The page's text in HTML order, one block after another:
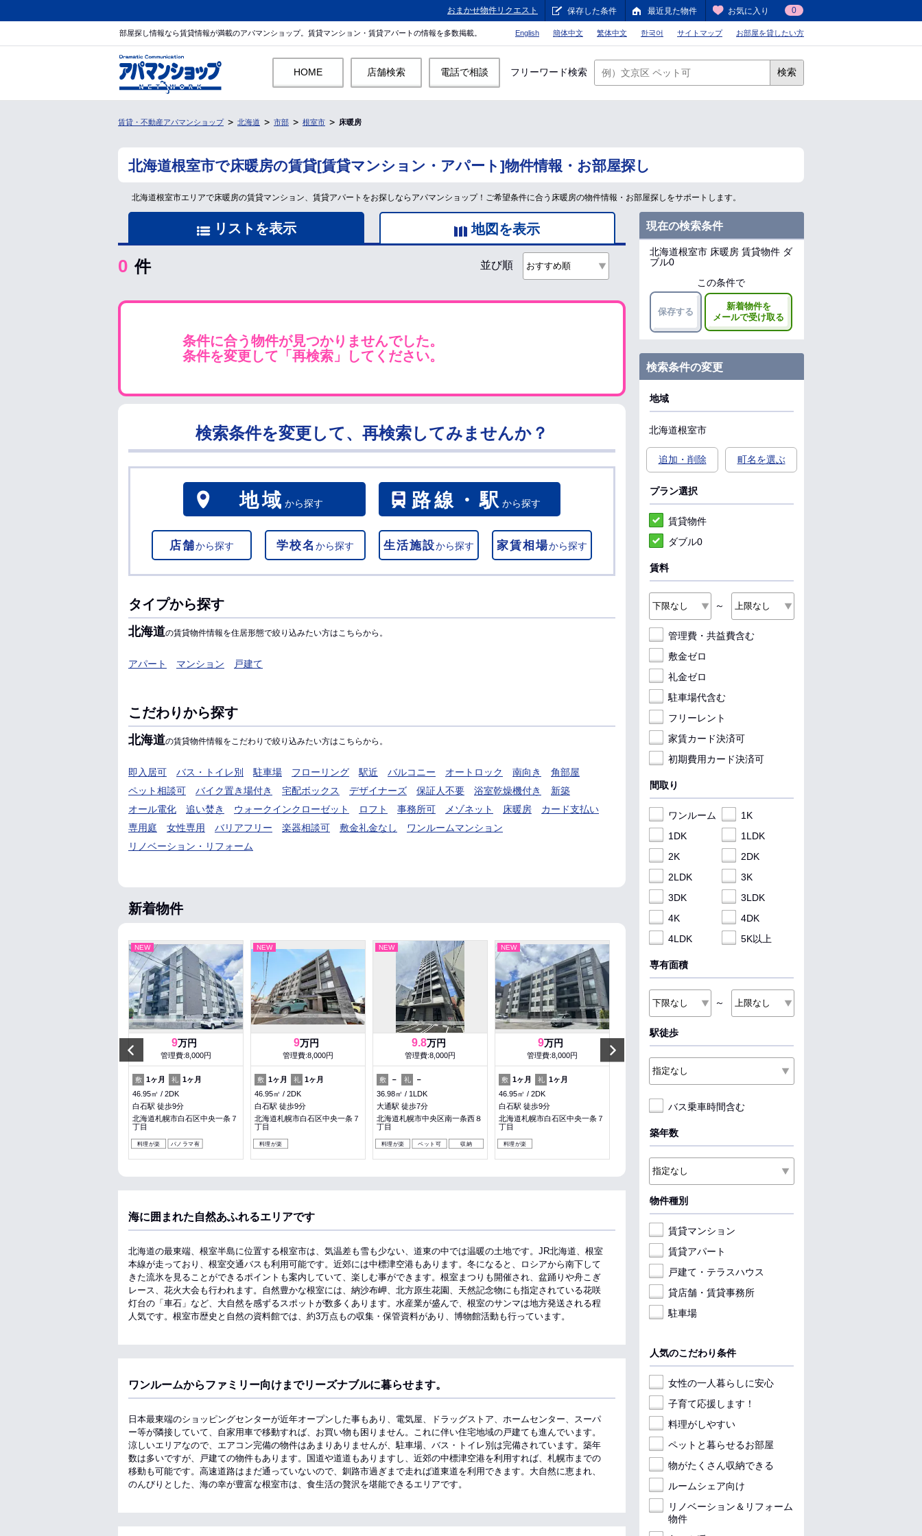
おまかせ物件リクエスト 保存した条件 最近見た物件 お気に入り 0
部屋探し情報なら賃貸情報が満載のアパマンショップ。賃貸マンション・賃貸アパートの情報を多数掲載。 English 簡体中文 繁体中文 한국어 サイトマップ お部屋を貸したい方
HOME 店舗検索 電話で相談 フリーワード検索 検索
賃貸・不動産アパマンショップ 北海道 市部 根室市 床暖房
北海道根室市で床暖房の賃貸[賃貸マンション・アパート]物件情報・お部屋探し
北海道根室市エリアで床暖房の賃貸マンション、賃貸アパートをお探しならアパマンショップ！ご希望条件に合う床暖房の物件情報・お部屋探しをサポートします。
リストを表示 地図を表示
0 件 並び順
条件に合う物件が見つかりませんでした。
条件を変更して「再検索」してください。
検索条件を変更して、再検索してみませんか？
地域 から探す 路線・駅から探す
店舗から探す 学校名 から探す 生活施設から探す 家賃相場から探す
タイプから探す
北海道の賃貸物件情報を住居形態で絞り込みたい方はこちらから。
アパート マンション 戸建て
こだわりから探す
北海道の賃貸物件情報をこだわりで絞り込みたい方はこちらから。
即入居可 バス・トイレ別 駐車場 フローリング 駅近 バルコニー オートロック 南向き
角部屋
ペット相談可
バイク置き場付き 宅配ボックス デザイナーズ 保証人不要 浴室乾燥機付き
新築
オール電化
追い焚き ウォークインクローゼット ロフト 事務所可 メゾネット 床暖房
カード支払い
専用庭
女性専用 バリアフリー 楽器相談可 敷金礼金なし
ワンルームマンション
リノベーション・リフォーム
新着物件
Previous
NEW
9万円
管理費:8,000円
敷 1ヶ月 礼 1ヶ月
46.95㎡
2DK
白石駅 徒歩9分
北海道札幌市白石区中央一条７
丁目
料理が楽 パノラマ有
NEW
9万円
管理費:8,000円
敷 1ヶ月 礼 1ヶ月
46.95㎡
2DK
白石駅 徒歩9分
北海道札幌市白石区中央一条７
丁目
料理が楽
NEW
9.8万円
管理費:8,000円
敷 － 礼
－
36.98㎡
1LDK
大通駅 徒歩7分
北海道札幌市中央区南一条西８
丁目
料理が楽 ペット可 収納
NEW
9万円
管理費:8,000円
敷 1ヶ月 礼 1ヶ月
46.95㎡
2DK
白石駅 徒歩9分
北海道札幌市白石区中央一条７
丁目
料理が楽
9万円
白石駅 徒歩9分
11.8
大通駅 徒歩7分
海に囲まれた自然あふれるエリアです
北海道の最東端、根室半島に位置する根室市は、気温差も雪も少ない、道東の中では温暖の土地です。JR北海道、根室
本線が走っており、根室交通バスも利用可能です。近郊には中標津空港もあります。冬になると、ロシアから南下して
きた流氷を見ることができるポイントも案内していて、楽しむ事ができます。根室まつりも開催され、盆踊りや舟こぎ
レース、花火大会も行われます。自然豊かな根室には、納沙布岬、北方原生花園、天然記念物にも指定されている花咲
灯台の「車石」など、大自然を感ずるスポットが数多くあります。水産業が盛んで、根室のサンマは地方発送される程
人気です。根室市歴史と自然の資料館では、約3万点もの収集・保管資料があり、博物館活動も行っています。
ワンルームからファミリー向けまでリーズナブルに暮らせます。
日本最東端のショッピングセンターが近年オープンした事もあり、電気屋、ドラッグストア、ホームセンター、スーパ
ー等が隣接していて、自家用車で移動すれば、お買い物も困りません。これに伴い住宅地域の戸建ても進んでいます。
涼しいエリアなので、エアコン完備の物件はあまりありませんが、駐車場、バス・トイレ別は完備されています。築年
数は多いですが、戸建ての物件もあります。国道や道道もありますし、近郊の中標津空港を利用すれば、札幌市までの
移動も可能です。高速道路はまだ通っていないので、釧路市過ぎまで走れば道東道を利用できます。大自然に恵まれ、
のんびりとした、海の幸が豊富な根室市は、食生活の贅沢を堪能できるエリアです。
現在の検索条件
北海道根室市 床暖房 賃貸物件 ダ
ブル0
この条件で
保存する
新着物件を
メールで受け取る
検索条件の変更
地域
北海道根室市
追加・削除 町名を選ぶ
プラン選択
賃貸物件
ダブル0
賃料
～
管理費・共益費含む
敷金ゼロ
礼金ゼロ
駐車場代含む
フリーレント
家賃カード決済可
初期費用カード決済可
間取り
ワンルーム
1K
1DK
1LDK
2K
2DK
2LDK
3K
3DK
3LDK
4K
4DK
4LDK
5K以上
専有面積
～
駅徒歩
バス乗車時間含む
築年数
物件種別
賃貸マンション
賃貸アパート
戸建て・テラスハウス
貸店舗・賃貸事務所
駐車場
人気のこだわり条件
女性の一人暮らしに安心
子育て応援します！
料理がしやすい
ペットと暮らせるお部屋
物がたくさん収納できる
ルームシェア向け
リノベーション＆リフォーム
物件